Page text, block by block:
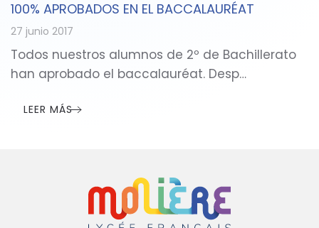
100% APROBADOS EN EL BACCALAURÉAT
27 junio 2017
Todos nuestros alumnos de 2º de Bachillerato
han aprobado el baccalauréat. Desp…
LEER MÁS